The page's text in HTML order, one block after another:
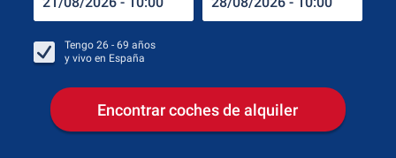
Tengo 26 - 69 años
y vivo en España
Encontrar coches de alquiler